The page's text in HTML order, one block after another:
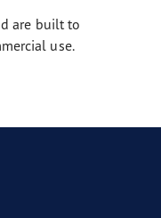
are built to
use.